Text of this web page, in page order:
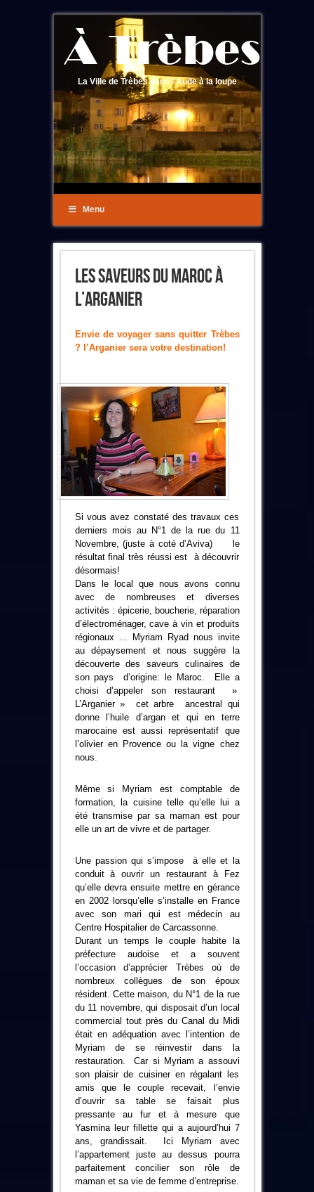
La Ville de Trèbes dans l'Aude à la loupe
Menu
Les Saveurs Du Maroc À
L’Arganier
Envie de voyager sans quitter Trèbes
? l’Arganier sera votre destination!
Si vous avez constaté des travaux ces
derniers mois au N°1 de la rue du 11
Novembre, (juste à coté d’Aviva) le
résultat final très réussi est à découvrir
désormais!
Dans le local que nous avons connu
avec de nombreuses et diverses
activités : épicerie, boucherie, réparation
d’électroménager, cave à vin et produits
régionaux … Myriam Ryad nous invite
au dépaysement et nous suggère la
découverte des saveurs culinaires de
son pays d’origine: le Maroc. Elle a
choisi d’appeler son restaurant »
L’Arganier » cet arbre ancestral qui
donne l’huile d’argan et qui en terre
marocaine est aussi représentatif que
l’olivier en Provence ou la vigne chez
nous.
Même si Myriam est comptable de
formation, la cuisine telle qu’elle lui a
été transmise par sa maman est pour
elle un art de vivre et de partager.
Une passion qui s’impose à elle et la
conduit à ouvrir un restaurant à Fez
qu’elle devra ensuite mettre en gérance
en 2002 lorsqu’elle s’installe en France
avec son mari qui est médecin au
Centre Hospitalier de Carcassonne.
Durant un temps le couple habite la
préfecture audoise et a souvent
l’occasion d’apprécier Trèbes où de
nombreux collègues de son époux
résident. Cette maison, du N°1 de la rue
du 11 novembre, qui disposait d’un local
commercial tout près du Canal du Midi
était en adéquation avec l’intention de
Myriam de se réinvestir dans la
restauration. Car si Myriam a assouvi
son plaisir de cuisiner en régalant les
amis que le couple recevait, l’envie
d’ouvrir sa table se faisait plus
pressante au fur et à mesure que
Yasmina leur fillette qui a aujourd’hui 7
ans, grandissait. Ici Myriam avec
l’appartement juste au dessus pourra
parfaitement concilier son rôle de
maman et sa vie de femme d’entreprise.